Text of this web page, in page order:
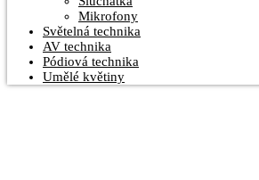
Mikrofony
Světelná technika
AV technika
Pódiová technika
Umělé květiny